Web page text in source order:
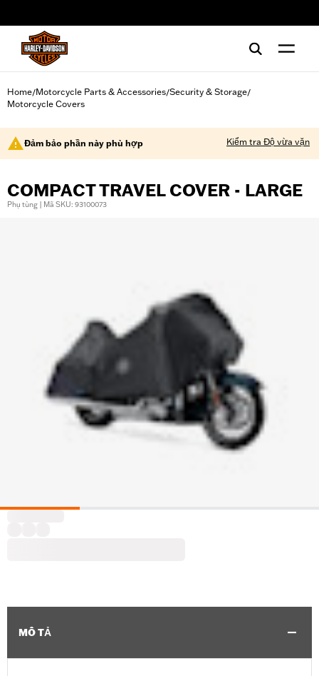
Home/Motorcycle Parts & Accessories/Security & Storage/
Motorcycle Covers
Đảm bảo phần này phù hợp Kiểm tra Độ vừa vặn
COMPACT TRAVEL COVER - LARGE
Phụ tùng | Mã SKU: 93100073
MÔ TẢ